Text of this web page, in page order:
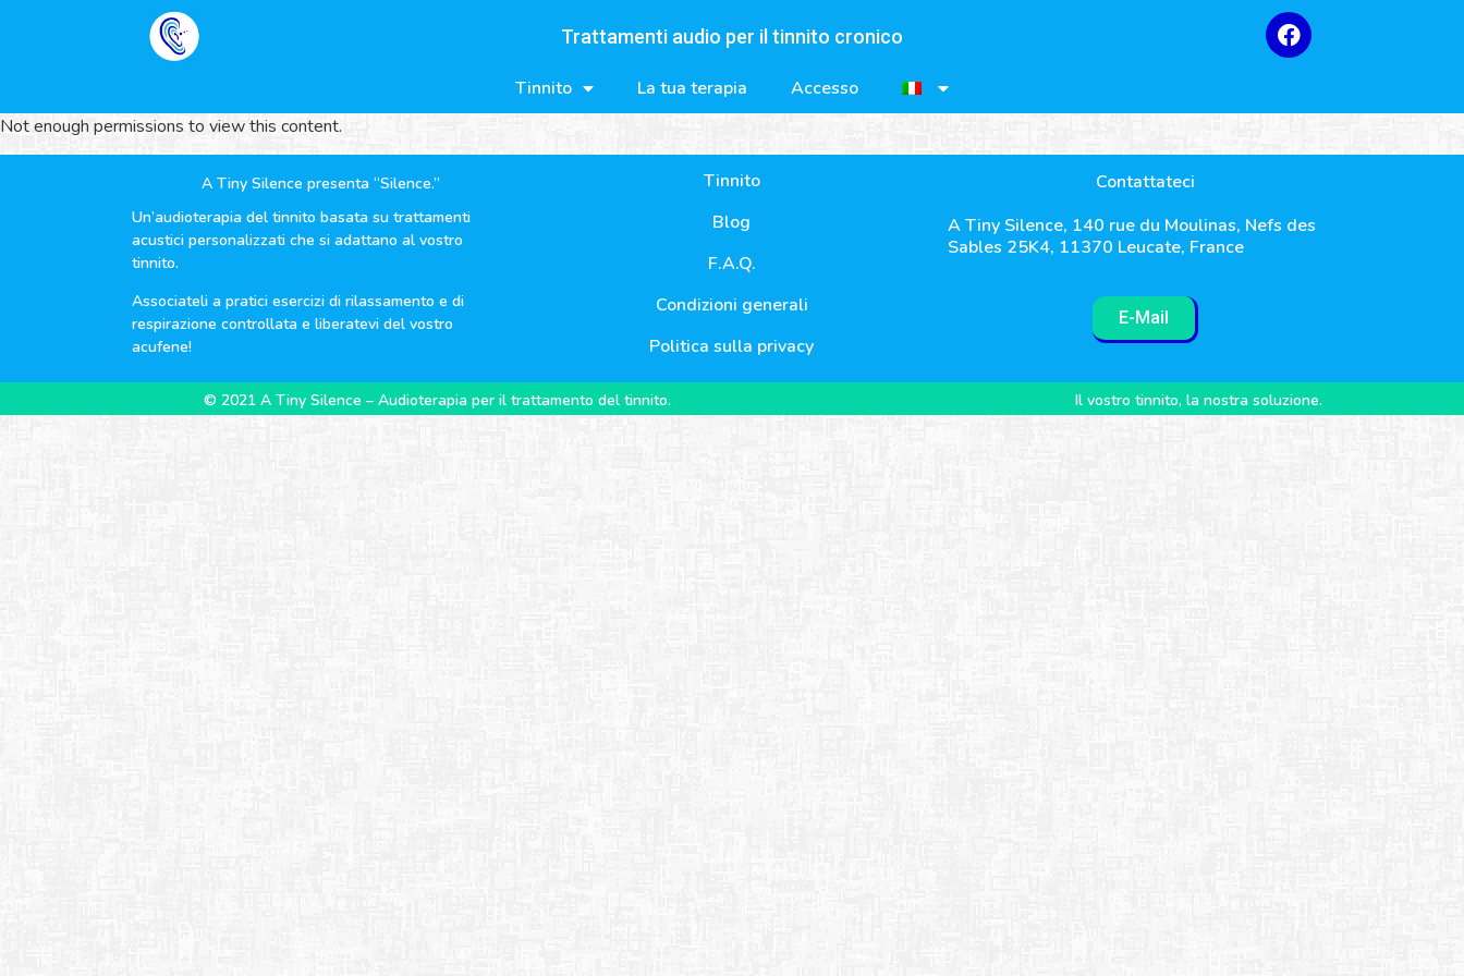
Trattamenti audio per il tinnito cronico
Tinnito La tua terapia
Accesso
Not enough permissions to view this content.
A Tiny Silence presenta “Silence.”
Un’audioterapia del tinnito basata su trattamenti
acustici personalizzati che si adattano al vostro
tinnito.
Associateli a pratici esercizi di rilassamento e di
respirazione controllata e liberatevi del vostro
acufene!
Tinnito
Blog
F.A.Q.
Condizioni generali
Politica sulla privacy
Contattateci
A Tiny Silence, 140 rue du Moulinas, Nefs des
Sables 25K4, 11370 Leucate, France
E-Mail
© 2021 A Tiny Silence – Audioterapia per il trattamento del tinnito. Il vostro tinnito, la nostra soluzione.